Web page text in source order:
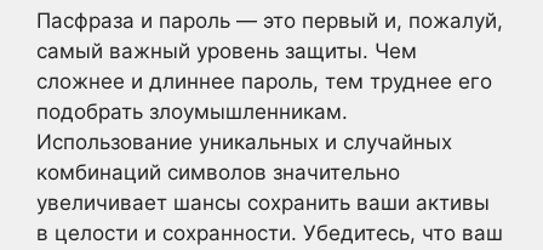
Пасфраза и пароль — это первый и, пожалуй,
самый важный уровень защиты. Чем
сложнее и длиннее пароль, тем труднее его
подобрать злоумышленникам.
Использование уникальных и случайных
комбинаций символов значительно
увеличивает шансы сохранить ваши активы
в целости и сохранности. Убедитесь, что ваш